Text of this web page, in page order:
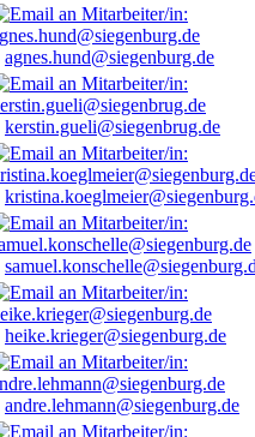
agnes.hund@siegenburg.de
kerstin.gueli@siegenbrug.de
heike.krieger@siegenburg.de
andre.lehmann@siegenburg.de